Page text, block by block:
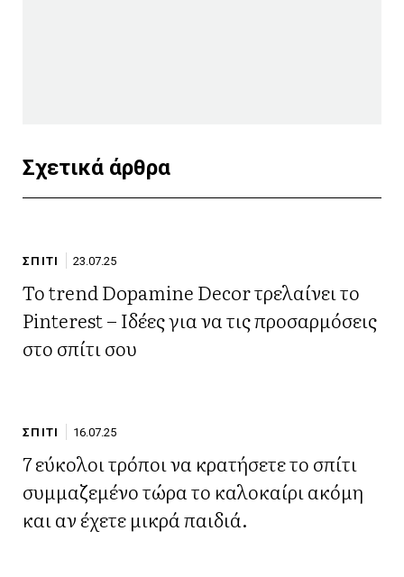
Σχετικά άρθρα
ΣΠΙΤΙ 23.07.25
Το trend Dopamine Decor τρελαίνει το
Pinterest – Ιδέες για να τις προσαρμόσεις
στο σπίτι σου
ΣΠΙΤΙ 16.07.25
7 εύκολοι τρόποι να κρατήσετε το σπίτι
συμμαζεμένο τώρα το καλοκαίρι ακόμη
και αν έχετε μικρά παιδιά.